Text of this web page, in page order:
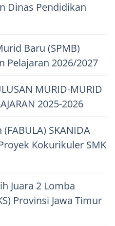
Dinas Pendidikan
Baru (SPMB)
Pelajaran 2026/2027
MURID-MURID
2025-2026
SKANIDA
Kokurikuler SMK
Juara 2 Lomba
Provinsi Jawa Timur